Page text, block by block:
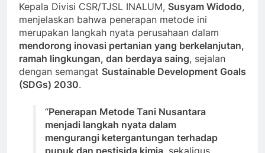
Kepala Divisi CSR/TJSL INALUM, Susyam Widodo,
menjelaskan bahwa penerapan metode ini
merupakan langkah nyata perusahaan dalam
mendorong inovasi pertanian yang berkelanjutan,
ramah lingkungan, dan berdaya saing, sejalan
dengan semangat Sustainable Development Goals
(SDGs) 2030.
“Penerapan Metode Tani Nusantara
menjadi langkah nyata dalam
mengurangi ketergantungan terhadap